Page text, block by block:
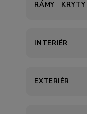
RÁMY |
INTERIÉR
EXTERIÉR